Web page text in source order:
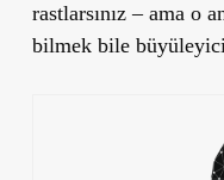
rastlarsınız – ama o
bilmek bile